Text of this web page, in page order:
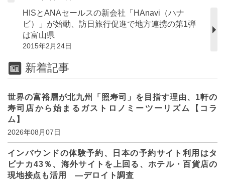
HISとANAセールスの新会社「HAnavi（ハナ
ビ）」が始動、訪日旅行促進で地方連携の第1弾
は富山県
2015年2月24日
新着記事
世界の富裕層が北九州「照寿司」を目指す理由、1軒の
寿司店から始まるガストロノミーツーリズム【コラ
ム】
2026年08月07日
インバウンドの体験予約、日本の予約サイト利用はタ
ビナカ43％、海外サイトを上回る、ホテル・百貨店の
現地接点も活用 ―デロイト調査